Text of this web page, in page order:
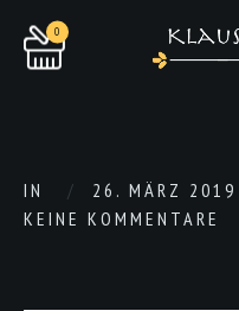
0
IN 26. MÄRZ 2019
KEINE KOMMENTARE